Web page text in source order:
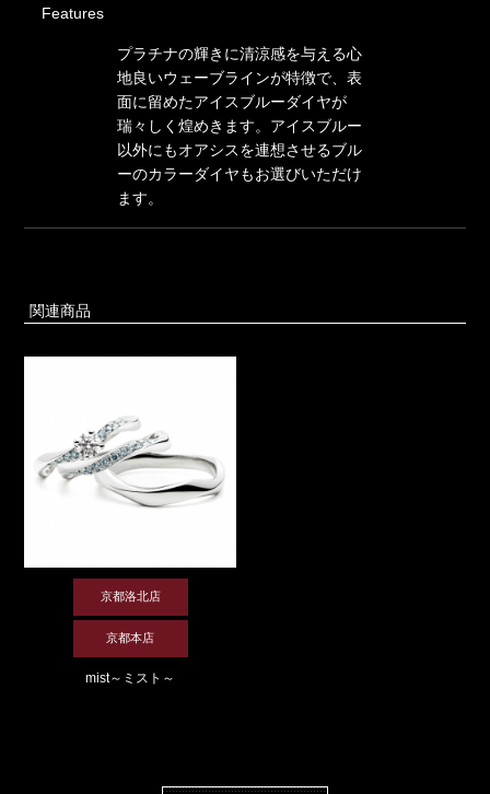
Features
プラチナの輝きに清涼感を与える心
地良いウェーブラインが特徴で、表
面に留めたアイスブルーダイヤが
瑞々しく煌めきます。アイスブルー
以外にもオアシスを連想させるブル
ーのカラーダイヤもお選びいただけ
ます。
関連商品
京都洛北店
京都本店
mist～ミスト～